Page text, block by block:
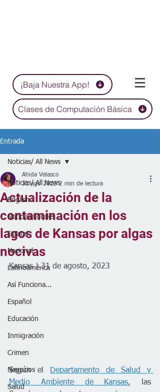
¡Baja Nuestra App!
Clases de Computación Básica
Entrada
Noticias/ All News
English
Noticias Locales
Estatal
Nacional
Latinoamérica
Así Funciona...
Español
Educación
Inmigración
Crimen
Negocios
Salud
Noticias/ All News
Actualización de la
contaminación en los
lagos de Kansas por algas
nocivas
Ahida Velasco
31 ago 2023 2 min de lectura
Kansas | 31 de agosto, 2023
Según el
Departamento de Salud y
Medio Ambiente de Kansas, las